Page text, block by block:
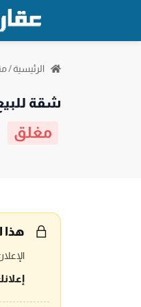
الرئيسية/
شقة
مغلق
هذا